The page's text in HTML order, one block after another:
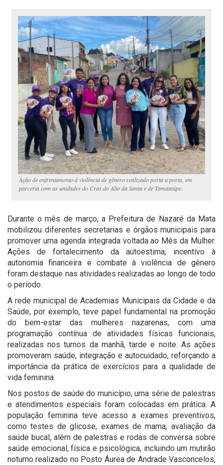
Ação de enfrentamento à violência de gênero realizado porta a porta, em
parceria com as unidades do Cras do Alto da Santa e de Tamataúpe.
Durante o mês de março, a Prefeitura de Nazaré da Mata
mobilizou diferentes secretarias e órgãos municipais para
promover uma agenda integrada voltada ao Mês da Mulher.
Ações de fortalecimento da autoestima, incentivo à
autonomia financeira e combate à violência de gênero
foram destaque nas atividades realizadas ao longo de todo
o período.
A rede municipal de Academias Municipais da Cidade e da
Saúde, por exemplo, teve papel fundamental na promoção
do bem-estar das mulheres nazarenas, com uma
programação contínua de atividades físicas funcionais,
realizadas nos turnos da manhã, tarde e noite. As ações
promoveram saúde, integração e autocuidado, reforçando a
importância da prática de exercícios para a qualidade de
vida feminina.
Nos postos de saúde do município, uma série de palestras
e atendimentos especiais foram colocadas em prática. A
população feminina teve acesso a exames preventivos,
como testes de glicose, exames de mama, avaliação da
saúde bucal, além de palestras e rodas de conversa sobre
saúde emocional, física e psicológica, incluindo um mutirão
noturno realizado no Posto Áurea de Andrade Vasconcelos,